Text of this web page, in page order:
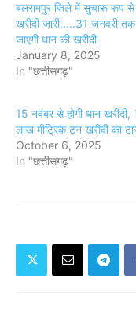
बलरामपुर जिले में सुचारू रूप से
खरीदी जारी.….31 जनवरी
जाएगी धान की खरीदी
January 8, 2025
In "छत्तीसगढ़"
15 नवंबर से होगी धान
लाख मीट्रिक टन खरीदी का
October 6, 2025
In "छत्तीसगढ़"